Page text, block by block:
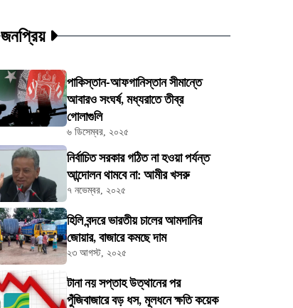
জনপ্রিয়
পাকিস্তান-আফগানিস্তান সীমান্তে
আবারও সংঘর্ষ, মধ্যরাতে তীব্র
গোলাগুলি
৬ ডিসেম্বর, ২০২৫
নির্বাচিত সরকার গঠিত না হওয়া পর্যন্ত
আন্দোলন থামবে না: আমীর খসরু
৭ নভেম্বর, ২০২৫
হিলি বন্দরে ভারতীয় চালের আমদানির
জোয়ার, বাজারে কমছে দাম
২৩ আগস্ট, ২০২৫
টানা নয় সপ্তাহ উত্থানের পর
পুঁজিবাজারে বড় ধস, মূলধনে ক্ষতি কয়েক